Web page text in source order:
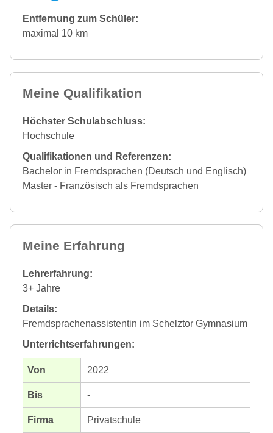
Entfernung zum Schüler:
maximal 10 km
Meine Qualifikation
Höchster Schulabschluss:
Hochschule
Qualifikationen und Referenzen:
Bachelor in Fremdsprachen (Deutsch und Englisch)
Master - Französisch als Fremdsprachen
Meine Erfahrung
Lehrerfahrung:
3+ Jahre
Details:
Fremdsprachenassistentin im Schelztor Gymnasium
Unterrichtserfahrungen:
2022
-
Privatschule